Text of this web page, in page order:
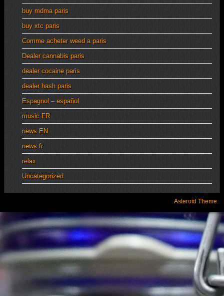
buy mdma paris
buy xtc paris
Comme acheter weed a paris
Dealer cannabis paris
dealer cocaine paris
dealer hash paris
Espagnol – español
music FR
news EN
news fr
relax
Uncategorized
Asteroid Theme